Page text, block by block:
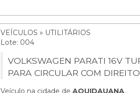
VEÍCULOS » UTILITÁRIOS
Lote: 004
VOLKSWAGEN PARATI 16V
PARA CIRCULAR COM
Veículo na cidade de AQUIDAUANA.